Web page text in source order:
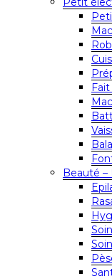
Beauté –